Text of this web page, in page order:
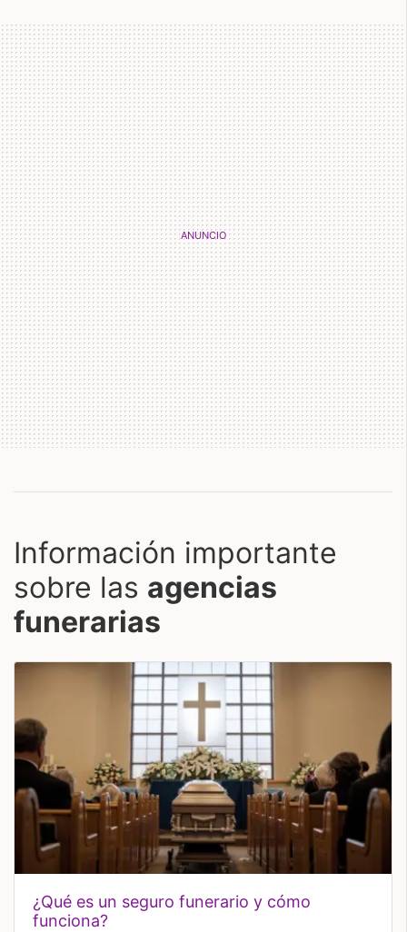
Información importante
sobre las agencias
funerarias
¿qué es un seguro funerario y cómo
funciona?